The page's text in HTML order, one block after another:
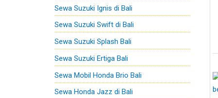
Sewa Suzuki Ignis di Bali
Sewa Suzuki Swift di Bali
Sewa Suzuki Splash Bali
Sewa Suzuki Ertiga Bali
Sewa Mobil Honda Brio Bali
Sewa Honda Jazz di Bali